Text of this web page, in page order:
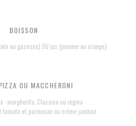
BOISSON
ou gazeuse) OU jus (pomme ou orange)
OU MACCHERONI
: margherita, Classica ou regina
tomate et parmesan ou crème jambon